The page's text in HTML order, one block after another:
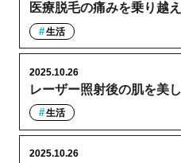
医療脱毛の痛みを乗り越
生活
レーザー照射後の肌を美
2025.10.26
生活
2025.10.26